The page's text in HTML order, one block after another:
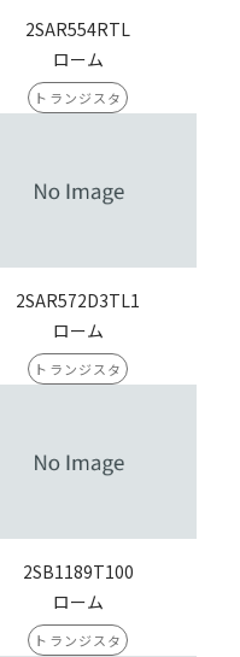
2SAR554RTL
ローム
トランジスタ
2SAR572D3TL1
ローム
トランジスタ
2SB1189T100
ローム
トランジスタ